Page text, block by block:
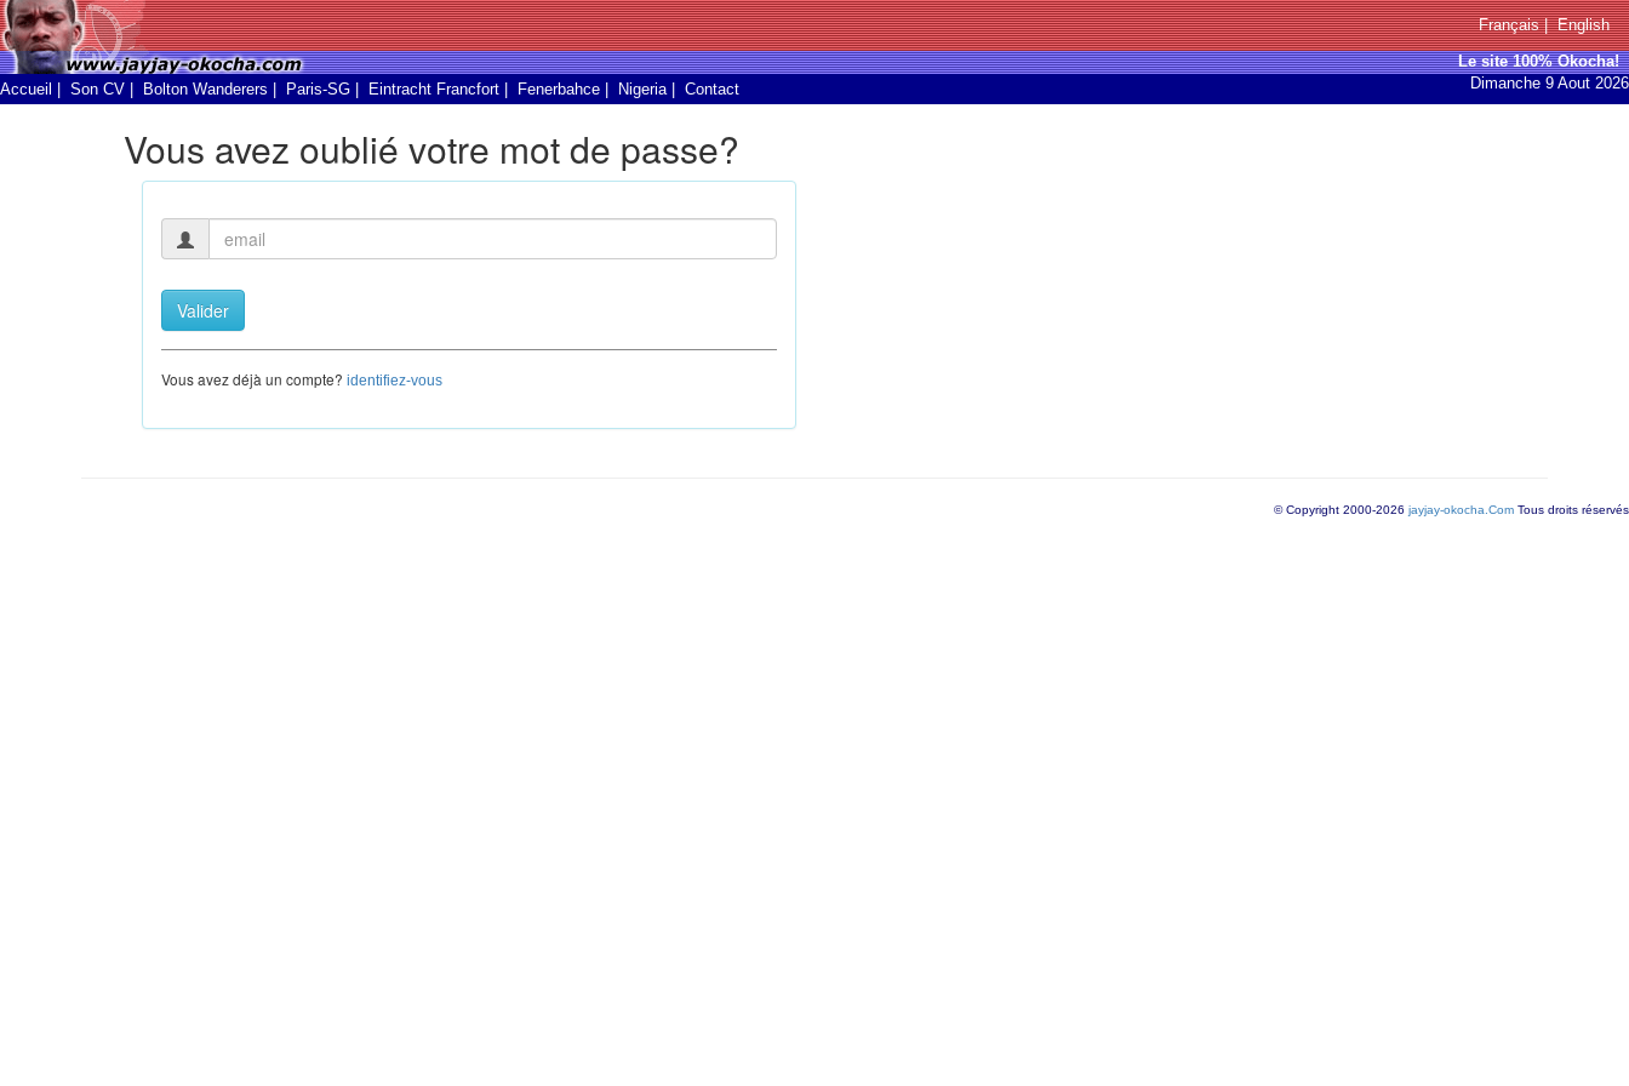
Français|English
Le site 100% Okocha!
Accueil
Son CV Bolton Wanderers Paris-SG Eintracht Francfort Fenerbahce Nigeria| Contact Dimanche 9 Aout 2026
Vous avez oublié votre mot de passe?
Vous avez déjà un compte? identifiez-vous
© Copyright 2000-2026 jayjay-okocha.Com Tous droits réservés